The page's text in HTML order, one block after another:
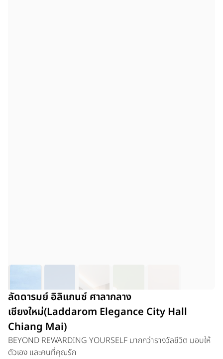
ลัดดารมย์ อิลิแกนซ์ ศาลากลาง
เชียงใหม่(Laddarom Elegance City Hall
Chiang Mai)
BEYOND REWARDING YOURSELF มากกว่ารางวัลชีวิต มอบให้
ตัวเอง และคนที่คุณรัก